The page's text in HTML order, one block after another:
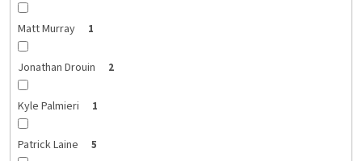
Matt Murray 1
Jonathan Drouin 2
Kyle Palmieri 1
Patrick Laine 5